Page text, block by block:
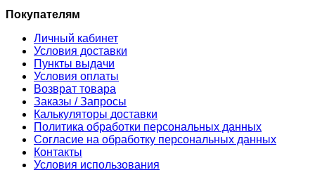
Покупателям
Личный кабинет
Условия доставки
Пункты выдачи
Условия оплаты
Возврат товара
Заказы / Запросы
Калькуляторы доставки
Политика обработки персональных данных
Согласие на обработку персональных данных
Контакты
Условия использования